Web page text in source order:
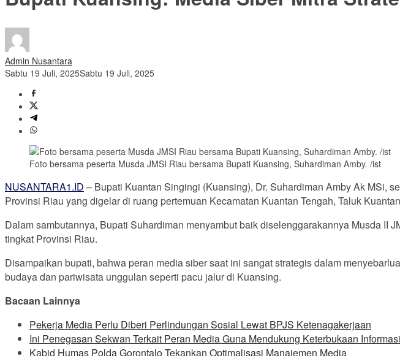
Admin Nusantara
Sabtu 19 Juli, 2025Sabtu 19 Juli, 2025
Foto bersama peserta Musda JMSI Riau bersama Bupati Kuansing, Suhardiman Amby. /ist
NUSANTARA1.ID – Bupati Kuantan Singingi (Kuansing), Dr. Suhardiman Amby Ak MSi,
Provinsi Riau yang digelar di ruang pertemuan Kecamatan Kuantan Tengah, Taluk
Dalam sambutannya, Bupati Suhardiman menyambut baik diselenggarakannya Musda
tingkat Provinsi Riau.
Disampaikan bupati, bahwa peran media siber saat ini sangat strategis dalam
budaya dan pariwisata unggulan seperti pacu jalur di Kuansing.
Bacaan Lainnya
Pekerja Media Perlu Diberi Perlindungan Sosial Lewat BPJS Ketenagakerjaan
Ini Penegasan Sekwan Terkait Peran Media Guna Mendukung Keterbukaan Informasi
Kabid Humas Polda Gorontalo Tekankan Optimalisasi Manajemen Media